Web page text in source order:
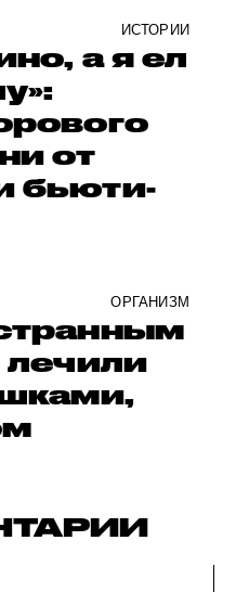
ИСТОРИИ
а я ел
от
бьюти-
ОРГАНИЗМ